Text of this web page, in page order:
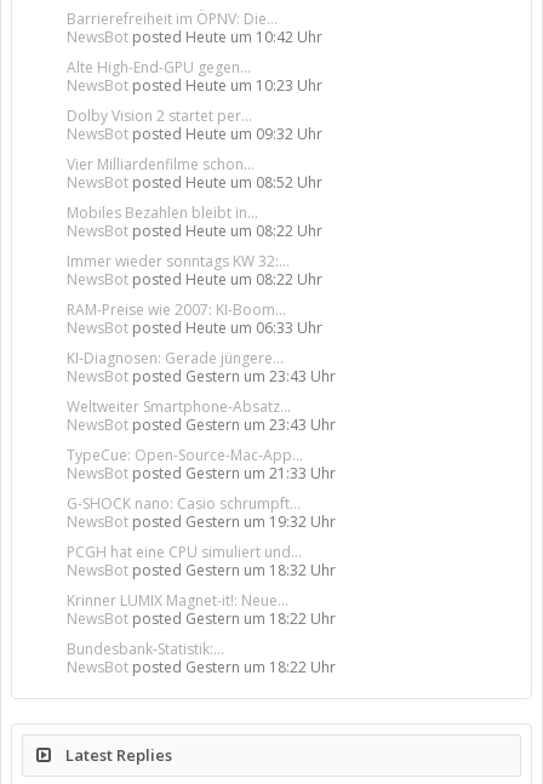
Barrierefreiheit im ÖPNV: Die...
NewsBot posted Heute um 10:42 Uhr
Alte High-End-GPU gegen...
NewsBot posted Heute um 10:23 Uhr
Dolby Vision 2 startet per...
NewsBot posted Heute um 09:32 Uhr
Vier Milliardenfilme schon...
NewsBot posted Heute um 08:52 Uhr
Mobiles Bezahlen bleibt in...
NewsBot posted Heute um 08:22 Uhr
Immer wieder sonntags KW 32:...
NewsBot posted Heute um 08:22 Uhr
RAM-Preise wie 2007: KI-Boom...
NewsBot posted Heute um 06:33 Uhr
KI-Diagnosen: Gerade jüngere...
NewsBot posted Gestern um 23:43 Uhr
Weltweiter Smartphone-Absatz...
NewsBot posted Gestern um 23:43 Uhr
TypeCue: Open-Source-Mac-App...
NewsBot posted Gestern um 21:33 Uhr
G-SHOCK nano: Casio schrumpft...
NewsBot posted Gestern um 19:32 Uhr
PCGH hat eine CPU simuliert und...
NewsBot posted Gestern um 18:32 Uhr
Krinner LUMIX Magnet-it!: Neue...
NewsBot posted Gestern um 18:22 Uhr
Bundesbank-Statistik:...
NewsBot posted Gestern um 18:22 Uhr
Latest Replies